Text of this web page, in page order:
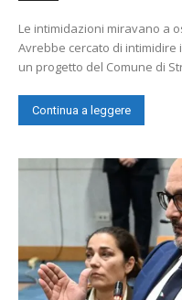
Le intimidazioni miravano a
Avrebbe cercato di intimidire
un progetto del Comune di
Continua a leggere